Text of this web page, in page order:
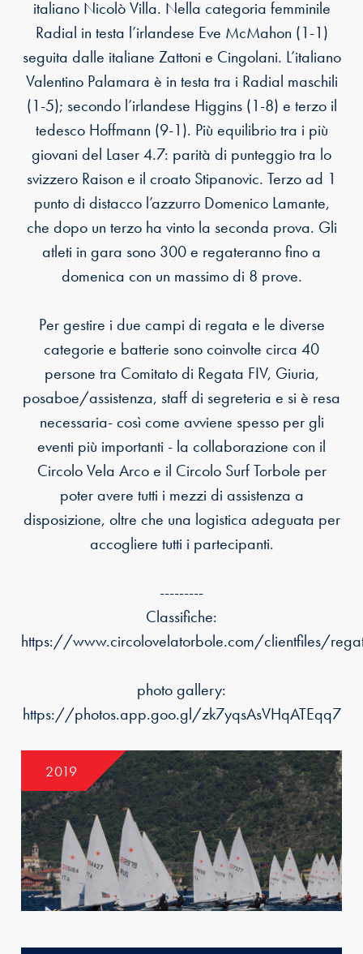
2019
italiano Nicolò Villa. Nella categoria femminile
Radial in testa l’irlandese Eve McMahon (1-1)
seguita dalle italiane Zattoni e Cingolani. L’italiano
Valentino Palamara è in testa tra i Radial maschili
(1-5); secondo l’irlandese Higgins (1-8) e terzo il
tedesco Hoffmann (9-1). Più equilibrio tra i più
giovani del Laser 4.7: parità di punteggio tra lo
svizzero Raison e il croato Stipanovic. Terzo ad 1
punto di distacco l’azzurro Domenico Lamante,
che dopo un terzo ha vinto la seconda prova. Gli
atleti in gara sono 300 e regateranno fino a
domenica con un massimo di 8 prove.
Per gestire i due campi di regata e le diverse
categorie e batterie sono coinvolte circa 40
persone tra Comitato di Regata FIV, Giuria,
posaboe/assistenza, staff di segreteria e si è resa
necessaria- così come avviene spesso per gli
eventi più importanti - la collaborazione con il
Circolo Vela Arco e il Circolo Surf Torbole per
poter avere tutti i mezzi di assistenza a
disposizione, oltre che una logistica adeguata per
accogliere tutti i partecipanti.
---------
Classifiche:
https://www.circolovelatorbole.com/clientfiles/
photo gallery:
https://photos.app.goo.gl/zk7yqsAsVHqATEqq7